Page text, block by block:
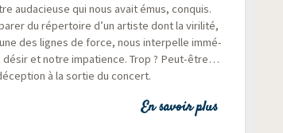
auda­cieuse qui nous avait émus, conquis.
du réper­toire d’un artiste dont la viri­li­té,
des lignes de force, nous inter­pelle immé­
et notre impa­tience. Trop ? Peut-être…
à la sor­tie du concert.
En savoir plus